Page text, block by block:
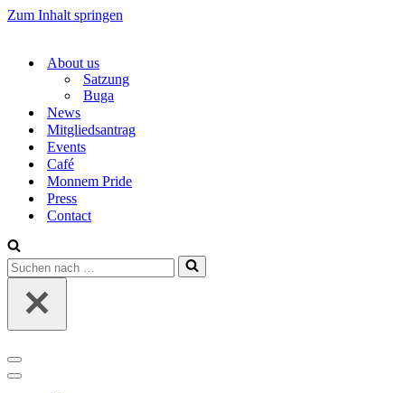
Zum Inhalt springen
About us
Satzung
Buga
News
Mitgliedsantrag
Events
Café
Monnem Pride
Press
Contact
Suchen
nach …
Navigations-
Menü
Navigations-